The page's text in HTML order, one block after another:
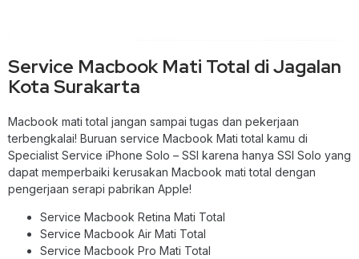
Service Macbook Mati Total di Jagalan
Kota Surakarta
Macbook mati total jangan sampai tugas dan pekerjaan
terbengkalai! Buruan service Macbook Mati total kamu di
Specialist Service iPhone Solo – SSI karena hanya SSI Solo yang
dapat memperbaiki kerusakan Macbook mati total dengan
pengerjaan serapi pabrikan Apple!
Service Macbook Retina Mati Total
Service Macbook Air Mati Total
Service Macbook Pro Mati Total